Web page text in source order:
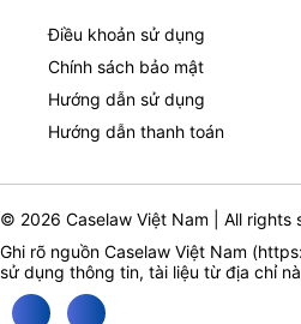
Điều khoản sử dụng
Chính sách bảo mật
Hướng dẫn sử dụng
Hướng dẫn thanh toán
© 2026 Caselaw Việt Nam | All rights
Ghi rõ nguồn Caselaw Việt Nam (
sử dụng thông tin, tài liệu từ địa chỉ